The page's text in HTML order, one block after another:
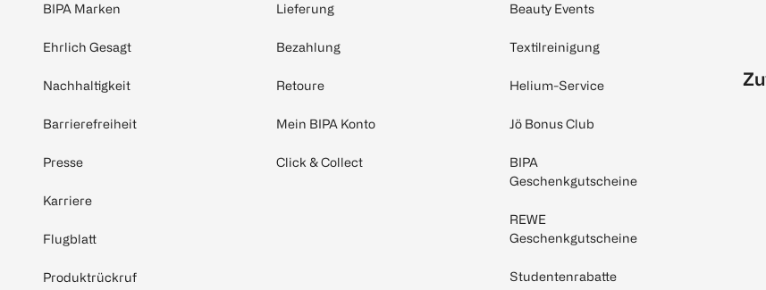
BIPA Marken
Ehrlich Gesagt
Nachhaltigkeit
Barrierefreiheit
Presse
Karriere
Flugblatt
Produktrückruf
Lieferung
Bezahlung
Retoure
Mein BIPA Konto
Click & Collect
Beauty Events
Textilreinigung
Helium-Service
Jö Bonus Club
BIPA
Geschenkgutscheine
REWE
Geschenkgutscheine
Studentenrabatte